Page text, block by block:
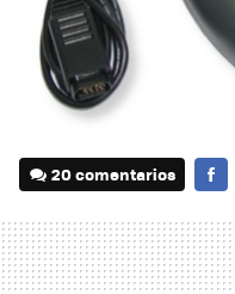
20 comentarios